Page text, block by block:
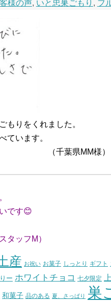
様の声, いと忠巣ごもり , フ
もりをくれました。
ています。
様）
です😊
）
産 お祝い お菓子 しっとり ギフト
ー ホワイトチョコ 七夕限定
和菓子 品のある 夏、さっぱり 巣